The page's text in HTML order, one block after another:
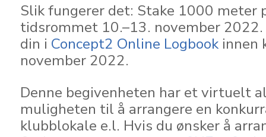
Slik fungerer det: Stake 1000 meter
tidsrommet 10.–13. november
din i Concept2 Online Logbookinnen
november 2022.
Denne begivenheten har et virtuelt
muligheten til å arrangere en
klubblokale e.l. Hvis du ønsker å